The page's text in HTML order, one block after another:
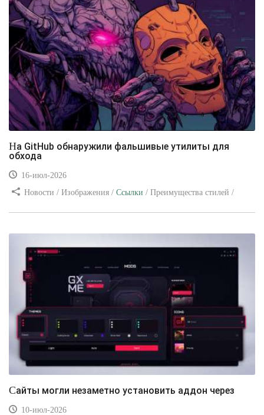
На GitHub обнаружили фальшивые утилиты для
обхода
16-июл-2026
Новости / Изображения / Ссылки / Преимущества стилей /
Сайты могли незаметно установить аддон через
10-июл-2026